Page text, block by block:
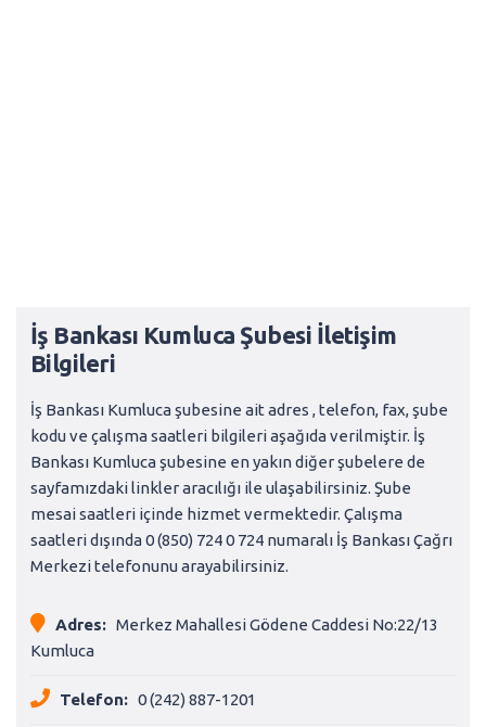
İş Bankası Kumluca Şubesi İletişim
Bilgileri
İş Bankası Kumluca şubesine ait adres , telefon, fax, şube
kodu ve çalışma saatleri bilgileri aşağıda verilmiştir. İş
Bankası Kumluca şubesine en yakın diğer şubelere de
sayfamızdaki linkler aracılığı ile ulaşabilirsiniz. Şube
mesai saatleri içinde hizmet vermektedir. Çalışma
saatleri dışında 0 (850) 724 0 724 numaralı İş Bankası Çağrı
Merkezi telefonunu arayabilirsiniz.
Adres: Merkez Mahallesi Gödene Caddesi No:22/13
Kumluca
Telefon: 0 (242) 887-1201